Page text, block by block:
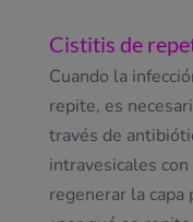
Cistitis de
Cuando la
repite, es
través de
intravesicales con
regenerar la